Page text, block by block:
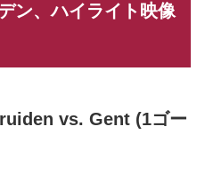
ン、ハイライト映像
vs. Gent (1ゴー